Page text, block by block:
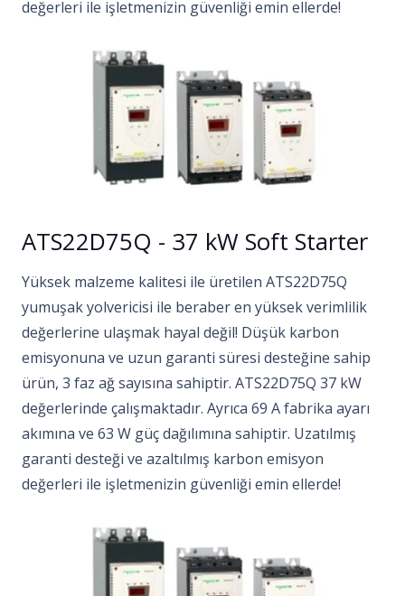
değerleri ile işletmenizin güvenliği emin ellerde!
ATS22D75Q - 37 kW Soft Starter
Yüksek malzeme kalitesi ile üretilen ATS22D75Q
yumuşak yolvericisi ile beraber en yüksek verimlilik
değerlerine ulaşmak hayal değil! Düşük karbon
emisyonuna ve uzun garanti süresi desteğine sahip
ürün, 3 faz ağ sayısına sahiptir. ATS22D75Q 37 kW
değerlerinde çalışmaktadır. Ayrıca 69 A fabrika ayarı
akımına ve 63 W güç dağılımına sahiptir. Uzatılmış
garanti desteği ve azaltılmış karbon emisyon
değerleri ile işletmenizin güvenliği emin ellerde!